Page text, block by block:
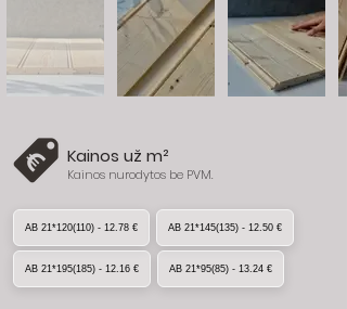
Kainos už m²
Kainos nurodytos be PVM.
AB 21*120(110) - 12.78 € AB 21*145(135) - 12.50 €
AB 21*195(185) - 12.16 € AB 21*95(85) - 13.24 €